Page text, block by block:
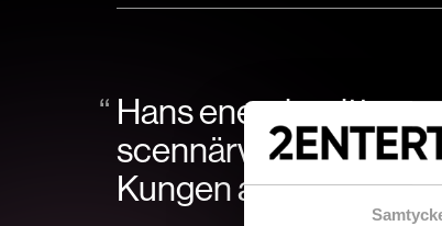
Hans energi smittar
scennärvaro är
Kungen av disco.”